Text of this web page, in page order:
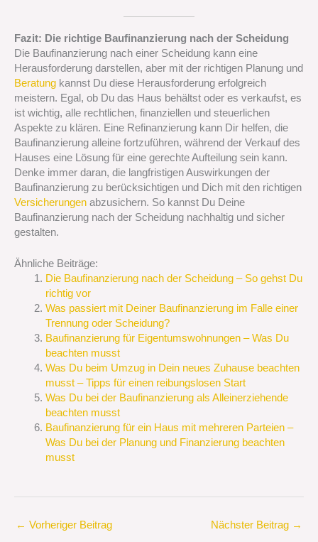
Fazit: Die richtige Baufinanzierung nach der Scheidung
Die Baufinanzierung nach einer Scheidung kann eine
Herausforderung darstellen, aber mit der richtigen Planung und
Beratung kannst Du diese Herausforderung erfolgreich
meistern. Egal, ob Du das Haus behältst oder es verkaufst, es
ist wichtig, alle rechtlichen, finanziellen und steuerlichen
Aspekte zu klären. Eine Refinanzierung kann Dir helfen, die
Baufinanzierung alleine fortzuführen, während der Verkauf des
Hauses eine Lösung für eine gerechte Aufteilung sein kann.
Denke immer daran, die langfristigen Auswirkungen der
Baufinanzierung zu berücksichtigen und Dich mit den richtigen
Versicherungen abzusichern. So kannst Du Deine
Baufinanzierung nach der Scheidung nachhaltig und sicher
gestalten.
Ähnliche Beiträge:
Die Baufinanzierung nach der Scheidung – So gehst Du
richtig vor
Was passiert mit Deiner Baufinanzierung im Falle einer
Trennung oder Scheidung?
Baufinanzierung für Eigentumswohnungen – Was Du
beachten musst
Was Du beim Umzug in Dein neues Zuhause beachten
musst – Tipps für einen reibungslosen Start
Was Du bei der Baufinanzierung als Alleinerziehende
beachten musst
Baufinanzierung für ein Haus mit mehreren Parteien –
Was Du bei der Planung und Finanzierung beachten
musst
← Vorheriger Beitrag Nächster Beitrag →